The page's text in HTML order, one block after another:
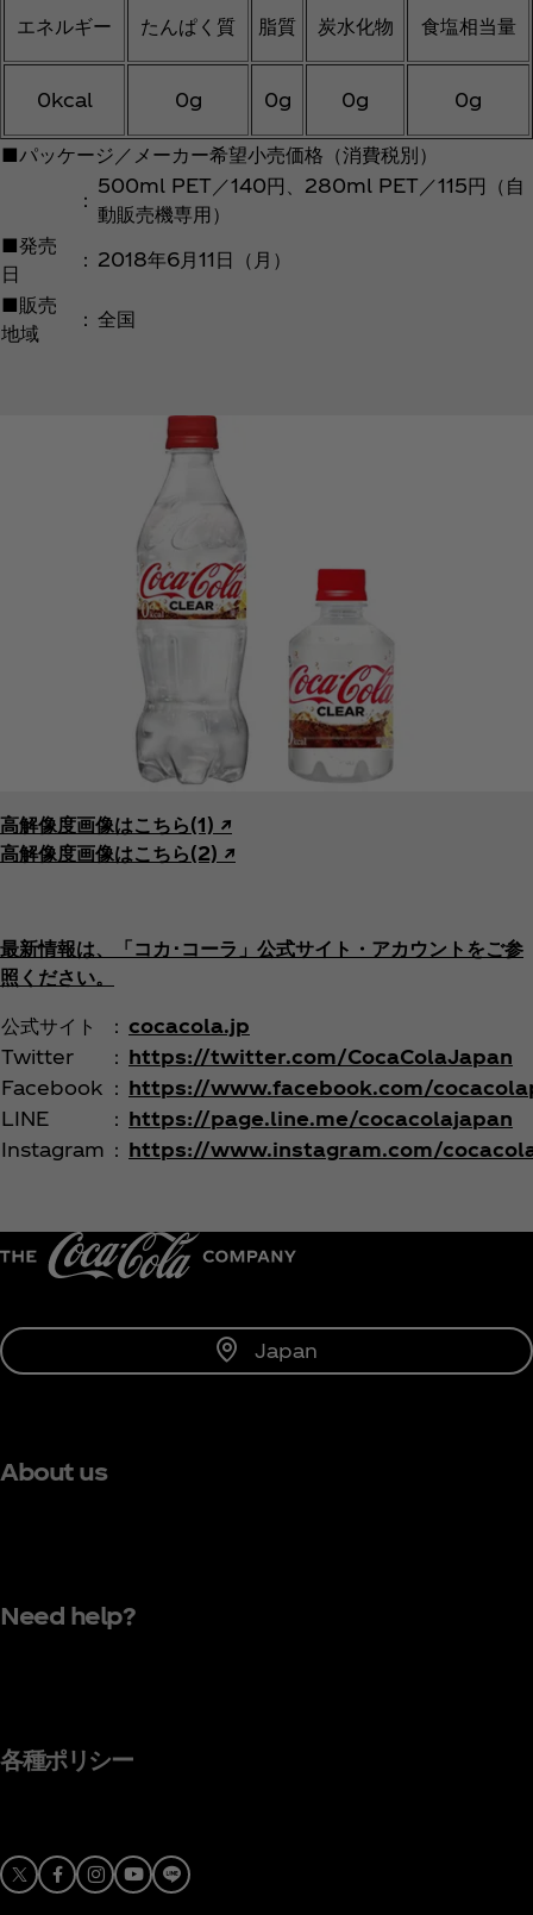
エネルギー たんぱく質 脂質 炭水化物 食塩相当量
0kcal 0g 0g 0g 0g
■パッケージ／メーカー希望小売価格（消費税別）
：
500ml PET／140円、280ml PET／115円（自
動販売機専用）
■発売
日
： 2018年6月11日（月）
■販売
地域
： 全国
高解像度画像はこちら(1) ↗︎
高解像度画像はこちら(2) ↗︎
最新情報は、「コカ･コーラ」公式サイト・アカウントをご参
照ください。
公式サイト ： cocacola.jp
Twitter
： https://twitter.com/CocaColaJapan
Facebook ： https://www.facebook.com/
LINE
： https://page.line.me/cocacolajapan
Instagram ： https://www.instagram.com/
Japan
About us
Need help?
各種ポリシー
X Facebook
Instagram
Youtube